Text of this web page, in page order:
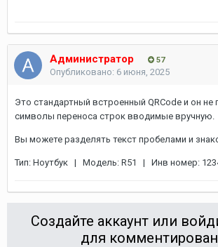
Администратор 57
Опубликовано: 6 июня, 2025
Это стандартный встроенный QRCode и он
символы переноса строк вводимые вручную.
Вы можете разделять текст пробелами и
Тип: Ноутбук | Модель: R51 | Инв номер:
Создайте аккаунт или
для